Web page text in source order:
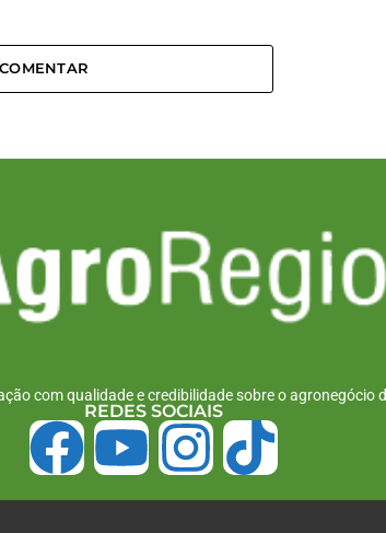
com qualidade e credibilidade sobre o agronegócio
REDES SOCIAIS